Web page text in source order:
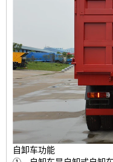
自卸车功能